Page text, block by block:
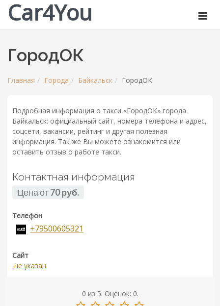
Car4You
ГородОК
Главная Города Байкальск ГородОК
Подробная информация о такси «ГородОК» города
Байкальск: официальный сайт, номера телефона и адрес,
соцсети, вакансии, рейтинг и другая полезная
информация. Так же Вы можете ознакомится или
оставить отзыв о работе такси.
Контактная информация
Цена от70 руб.
Телефон
+79500605321
Сайт
не указан
0 из 5. Оценок: 0.